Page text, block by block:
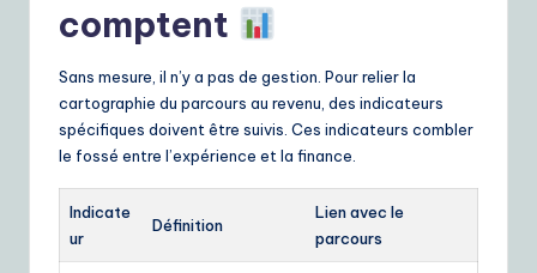
comptent
Sans mesure, il n’y a pas de gestion. Pour relier la
cartographie du parcours au revenu, des indicateurs
spécifiques doivent être suivis. Ces indicateurs combler
le fossé entre l’expérience et la finance.
Indicate
ur
Définition
Lien avec le
parcours